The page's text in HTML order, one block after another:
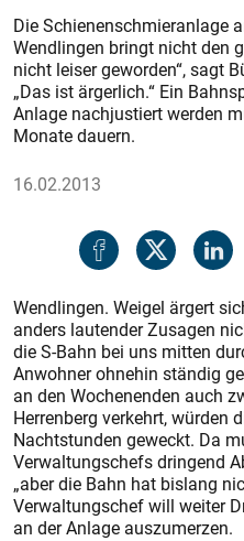
Die Schienenschmieranlage
Wendlingen bringt nicht den
nicht leiser geworden“, sagt
„Das ist ärgerlich.“ Ein
Anlage nachjustiert werden
Monate dauern.
16.02.2013
Wendlingen. Weigel ärgert
anders lautender Zusagen
die S-Bahn bei uns mitten
Anwohner ohnehin ständig
an den Wochenenden auch
Herrenberg verkehrt, würden
Nachtstunden geweckt. Da
Verwaltungschefs dringend
„aber die Bahn hat bislang
Verwaltungschef will weiter
an der Anlage auszumerzen.